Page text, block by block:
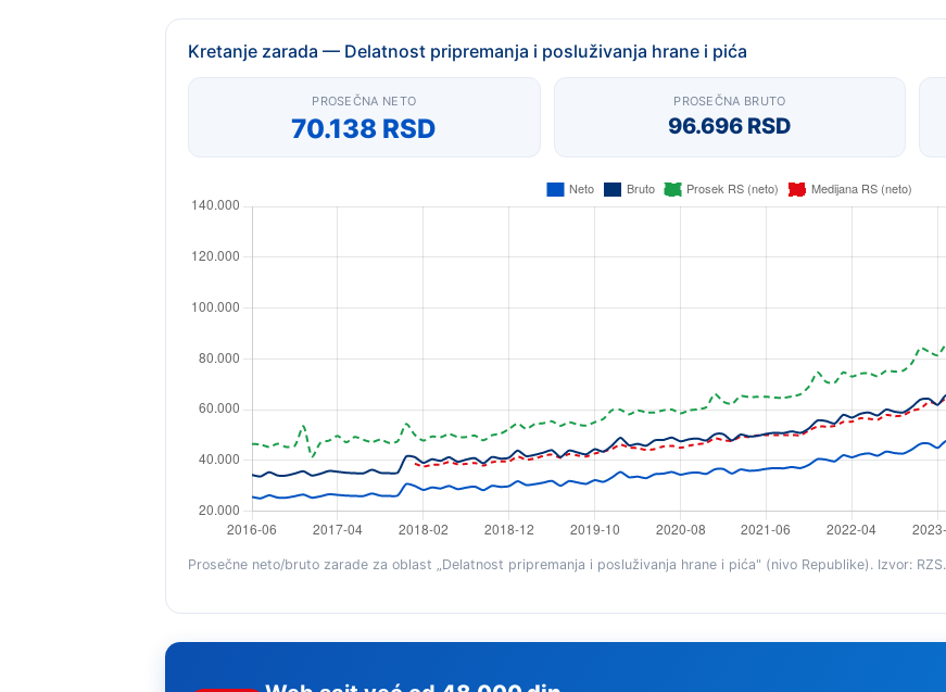
Kretanje zarada — Delatnost pripremanja i posluživanja hrane i pića
PROSEČNA NETO
70.138 RSD
PROSEČNA BRUTO
96.696 RSD
Prosečne neto/bruto zarade za oblast „Delatnost pripremanja i posluživanja hrane i pića" (nivo Republike). Izvor: RZS.